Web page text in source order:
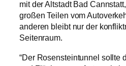
drängen. Die Brücke
mit der Altstadt Bad
großen Teilen vom
anderen bleibt nur der